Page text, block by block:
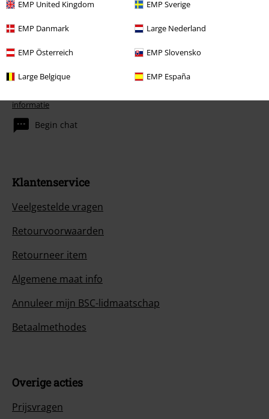
EMP United Kingdom EMP Sverige
EMP Danmark Large Nederland
EMP Österreich EMP Slovensko
Large Belgique EMP España
Onze klantenservice staat voor je klaar
informatie
Begin chat
Klantenservice
Veelgestelde vragen
Retourvoorwaarden
Retourneer item
Algemene maat info
Annuleer mijn BSC-lidmaatschap
Betaalmethodes
Overige acties
Prijsvragen